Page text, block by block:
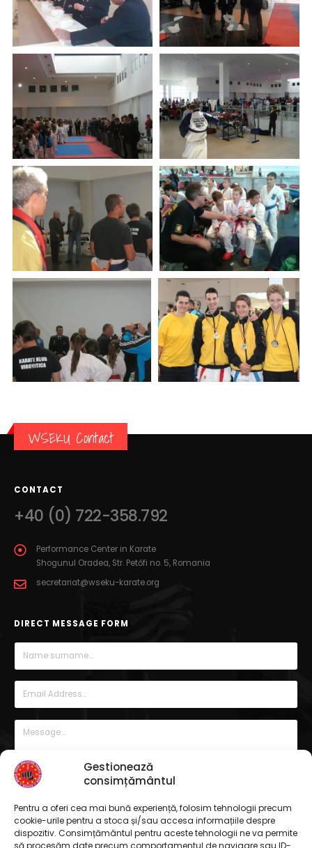
Gestionează
consimțământul
Pentru a oferi cea mai bună experiență, folosim tehnologii precum
cookie-urile pentru a stoca și/sau accesa informațiile despre
dispozitiv. Consimțământul pentru aceste tehnologii ne va permite
să procesăm date precum comportamentul de navigare sau ID-
WSEKU Contact
CONTACT
+40 (0) 722-358.792
Performance Center in Karate
Shogunul Oradea, Str. Petőfi no. 5, Romania
secretariat@wseku-karate.org
DIRECT MESSAGE FORM